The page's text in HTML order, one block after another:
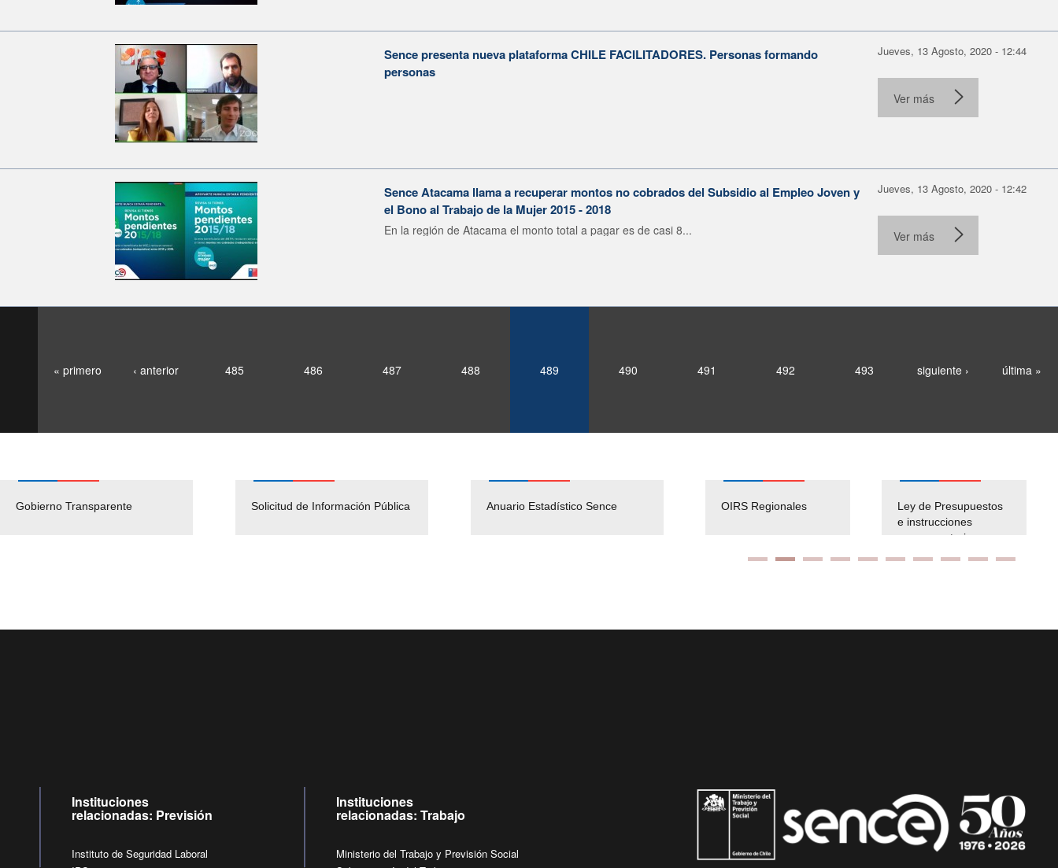
Sence presenta nueva plataforma CHILE FACILITADORES. Personas formando
personas
Jueves, 13 Agosto, 2020 - 12:44
Ver más
Sence Atacama llama a recuperar montos no cobrados del Subsidio al Empleo Joven y
el Bono al Trabajo de la Mujer 2015 - 2018
En la región de Atacama el monto total a pagar es de casi 8...
Jueves, 13 Agosto, 2020 - 12:42
Ver más
« primero ‹ anterior 485 486 487 488 489 490 491 492 493 siguiente › última »
Gobierno Transparente Solicitud de Información Pública Anuario Estadístico Sence
Pago Proveedores
Empleos Públicos
Solicitud Audiencias y
OIRS Regionales
Ley de Presupuestos
e instrucciones
presuspuetarias
Instituciones
relacionadas: Previsión
Instituto de Seguridad Laboral
Instituciones
relacionadas: Trabajo
Ministerio del Trabajo y Previsión Social